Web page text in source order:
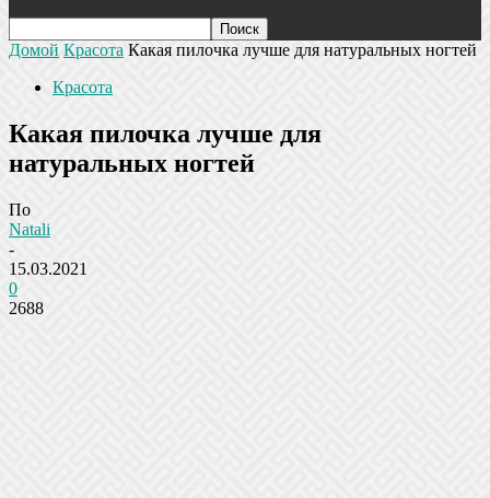
Домой Красота Какая пилочка лучше для натуральных ногтей
Красота
Какая пилочка лучше для
натуральных ногтей
По
Natali
-
15.03.2021
0
2688